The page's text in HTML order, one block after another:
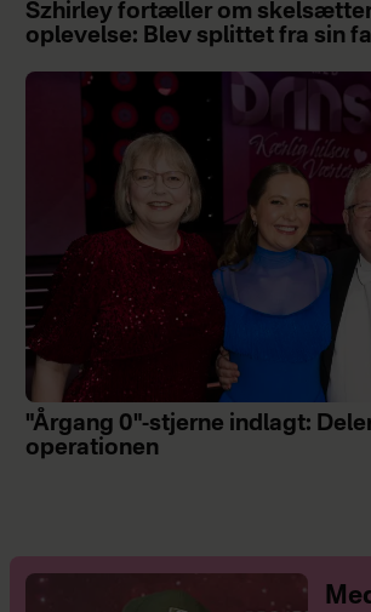
Szhirley fortæller om
oplevelse: Blev splittet fra sin
"Årgang 0"-stjerne indlagt:
operationen